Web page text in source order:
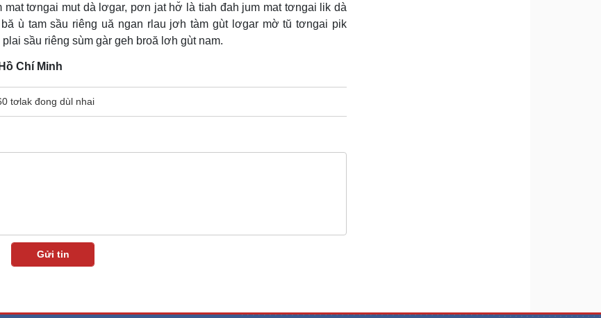
tơngai mut dà lơgar, pơn jat hơ̆ là tiah đah jum mat tơngai lik dà
ù tam sầu riêng uă ngan rlau jơh tàm gùt lơgar mờ tŭ tơngai pik
sầu riêng sùm gàr geh broă lơh gùt nam.
Chí Minh
tơlak đong dùl nhai